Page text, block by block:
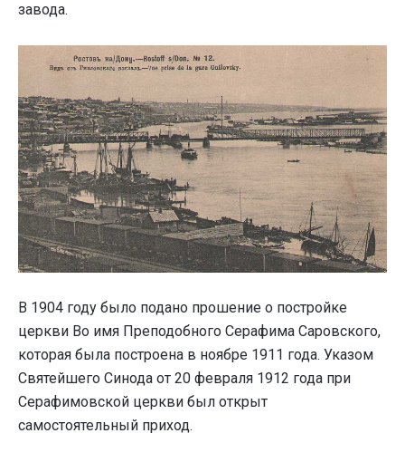
завода.
В 1904 году было подано прошение о постройке
церкви Во имя Преподобного Серафима Саровского,
которая была построена в ноябре 1911 года. Указом
Святейшего Синода от 20 февраля 1912 года при
Серафимовской церкви был открыт
самостоятельный приход.